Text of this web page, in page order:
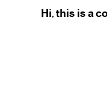
Hi, this is a